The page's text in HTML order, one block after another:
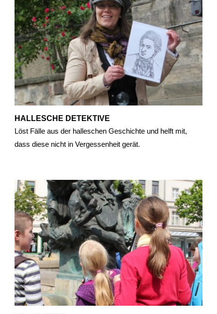
HALLESCHE DETEKTIVE
Löst Fälle aus der halleschen Geschichte und helft mit,
dass diese nicht in Vergessenheit gerät.